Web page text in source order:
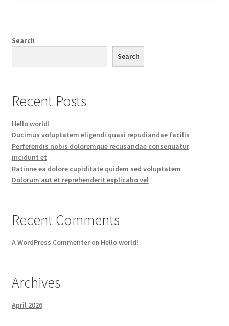
Search
Search
Recent Posts
Hello world!
Ducimus voluptatem eligendi quasi repudiandae facilis
Perferendis nobis doloremque recusandae consequatur
incidunt et
Ratione ea dolore cupiditate quidem sed voluptatem
Dolorum aut et reprehenderit explicabo vel
Recent Comments
A WordPress Commenteron Hello world!
Archives
April 2026